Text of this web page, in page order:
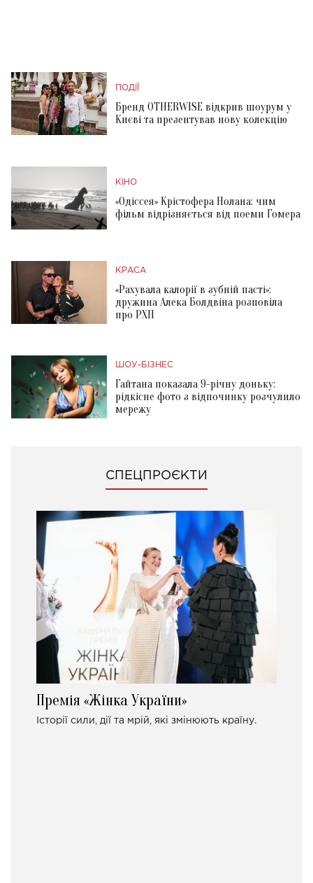
ПОДІЇ
Бренд OTHERWISE відкрив шоурум у
Києві та презентував нову колекцію
КІНО
«Одіссея» Крістофера Нолана: чим
фільм відрізняється від поеми Гомера
КРАСА
«Рахувала калорії в зубній пасті»:
дружина Алека Болдвіна розповіла
про РХП
ШОУ-БІЗНЕС
Гайтана показала 9-річну доньку:
рідкісне фото з відпочинку розчулило
мережу
СПЕЦПРОЄКТИ
Премія «Жінка України»
Історії сили, дії та мрій, які змінюють країну.